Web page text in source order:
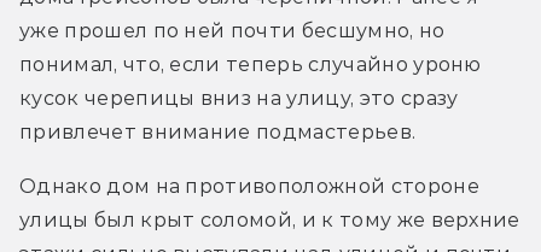
уже прошел по ней почти бесшумно, но
понимал, что, если теперь случайно уроню
кусок черепицы вниз на улицу, это сразу
привлечет внимание подмастерьев.
Однако дом на противоположной стороне
улицы был крыт соломой, и к тому же верхние